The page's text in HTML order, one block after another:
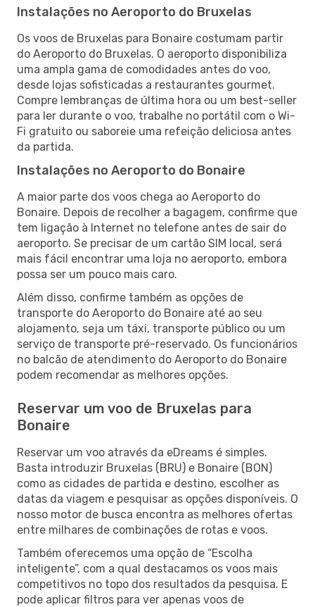
Instalações no Aeroporto do Bruxelas
Os voos de Bruxelas para Bonaire costumam partir
do Aeroporto do Bruxelas. O aeroporto disponibiliza
uma ampla gama de comodidades antes do voo,
desde lojas sofisticadas a restaurantes gourmet.
Compre lembranças de última hora ou um best-seller
para ler durante o voo, trabalhe no portátil com o Wi-
Fi gratuito ou saboreie uma refeição deliciosa antes
da partida.
Instalações no Aeroporto do Bonaire
A maior parte dos voos chega ao Aeroporto do
Bonaire. Depois de recolher a bagagem, confirme que
tem ligação à Internet no telefone antes de sair do
aeroporto. Se precisar de um cartão SIM local, será
mais fácil encontrar uma loja no aeroporto, embora
possa ser um pouco mais caro.
Além disso, confirme também as opções de
transporte do Aeroporto do Bonaire até ao seu
alojamento, seja um táxi, transporte público ou um
serviço de transporte pré-reservado. Os funcionários
no balcão de atendimento do Aeroporto do Bonaire
podem recomendar as melhores opções.
Reservar um voo de Bruxelas para
Bonaire
Reservar um voo através da eDreams é simples.
Basta introduzir Bruxelas (BRU) e Bonaire (BON)
como as cidades de partida e destino, escolher as
datas da viagem e pesquisar as opções disponíveis. O
nosso motor de busca encontra as melhores ofertas
entre milhares de combinações de rotas e voos.
Também oferecemos uma opção de “Escolha
inteligente”, com a qual destacamos os voos mais
competitivos no topo dos resultados da pesquisa. E
pode aplicar filtros para ver apenas voos de